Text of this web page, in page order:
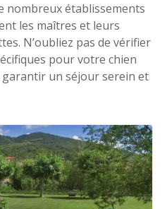
nombreux établissements
les maîtres et leurs
N’oubliez pas de vérifier
pour votre chien
un séjour serein et